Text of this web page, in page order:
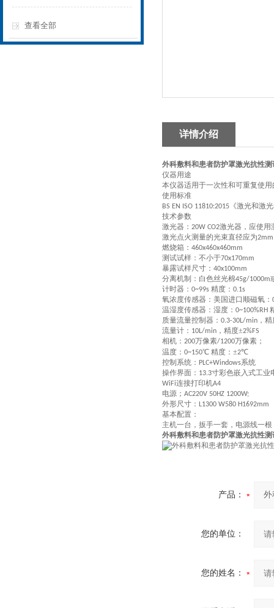
查看全部
详情介绍
外科敷料和患者防护罩激光抗性测
仪器用途
本仪器适用于一次性和可重复使
使用标准
BS EN ISO 11810:2015 《激光和激
技术参数
激光器： 20W CO2激光器 ， 应使用
激光点火测量的光束直径应为2mm
燃烧箱： 460x460x460mm
测试试样：不小于70x170mm
暴露试样尺寸： 40x100mm
分离机制：白色丝光棉45g/1000m
计时器： 0~99s 精度： 0.1s
氧浓度传感器：美国进口顺磁氧 ：
温湿度传感器：湿度： 0~100%RH
质量流量控制器： 0.3-30L/min ，
流量计： 10L/min ，精度±2%FS
相机： 200万像素/1200万像素；
温度： 0~150℃ 精度：±2℃
控制系统： PLC+Windows系统
操作界面： 13.3寸彩色嵌入式工业
WiFi连接打印机A4
电源 ； AC220V 50HZ 1200W;
外形尺寸： L1300 W580 H1692mm
基本配置：
主机一台，扳手一套，电源线一
外科敷料和患者防护罩激光抗性测
产品：
您的单位：
您的姓名：